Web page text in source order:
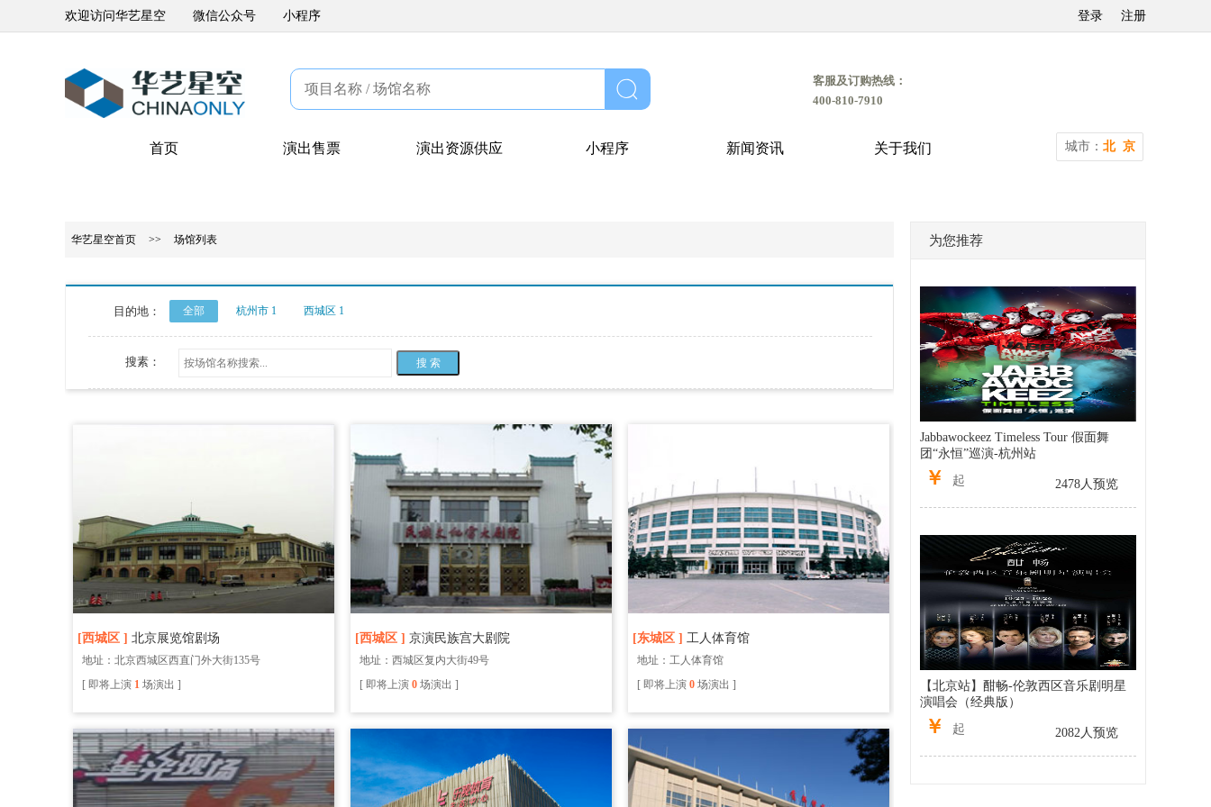
欢迎访问华艺星空 微信公众号 小程序 注册
登录
客服及订购热线：
400-810-7910
首页 演出售票 演出资源供应 小程序 新闻资讯 关于我们 城市： 北 京
华艺星空首页 >> 场馆列表
目的地： 全部 杭州市 1 西城区 1
搜素：
[西城区 ] 北京展览馆剧场
地址：北京西城区西直门外大街135号
[ 即将上演 1 场演出 ]
[西城区 ] 京演民族宫大剧院
地址：西城区复内大街49号
[ 即将上演 0 场演出 ]
[东城区 ] 工人体育馆
地址：工人体育馆
[ 即将上演 0 场演出 ]
为您推荐
Jabbawockeez Timeless Tour 假面舞
团“永恒”巡演-杭州站
￥ 起 2478人预览
【北京站】酣畅-伦敦西区音乐剧明星
演唱会（经典版）
￥ 起 2082人预览